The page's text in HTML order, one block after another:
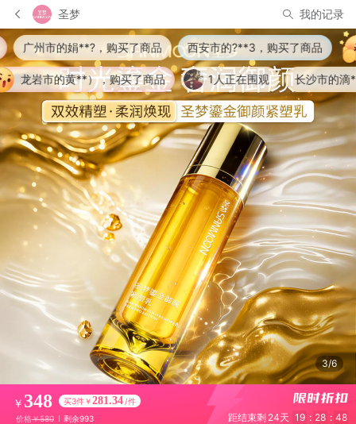
圣梦 我的记录
品
商品 1人正在围观
西安市的?**3，购买了商品 衡阳市的-**T，购买了
长沙市的滴**。，购买了商品 兰州
4/6
￥ 348 买3件￥281.34 /件
价格￥580 剩余993 距结束剩 24天 19 : 28 : 45